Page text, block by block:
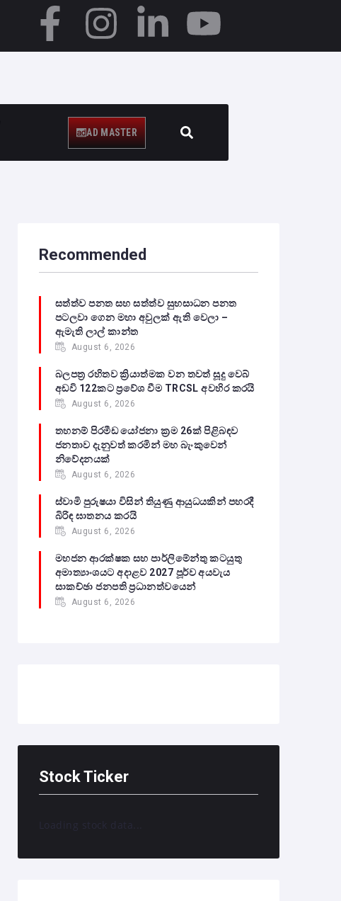
AD MASTER
Recommended
සත්ත්ව පනත සහ සත්ත්ව සුභසාධන පනත
පටලවා ගෙන මහා අවුලක් ඇති වෙලා –
ඇමැති ලාල් කාන්ත
August 6, 2026
බලපත්‍ර රහිතව ක්‍රියාත්මක වන තවත් සූදු වෙබ්
අඩවි 122කට ප්‍රවේශ වීම TRCSL අවහිර කරයි
August 6, 2026
තහනම් පිරමීඩ යෝජනා ක්‍රම 26ක් පිළිබඳව
ජනතාව දැනුවත් කරමින් මහ බැංකුවෙන්
නිවේදනයක්
August 6, 2026
ස්වාමි පුරුෂයා විසින් තියුණු ආයුධයකින් පහරදී
බිරිඳ ඝාතනය කරයි
August 6, 2026
මහජන ආරක්ෂක සහ පාර්ලිමේන්තු කටයුතු
අමාත්‍යාංශයට අදාළව 2027 පූර්ව අයවැය
සාකච්ඡා ජනපති ප්‍රධානත්වයෙන්
August 6, 2026
Stock Ticker
Loading stock data...